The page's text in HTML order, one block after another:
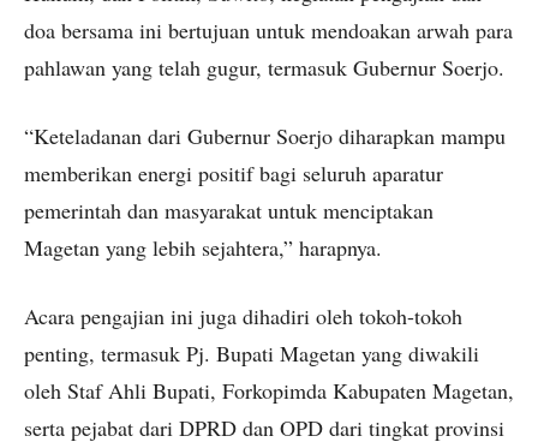
doa bersama ini bertujuan untuk mendoakan arwah para
pahlawan yang telah gugur, termasuk Gubernur Soerjo.
“Keteladanan dari Gubernur Soerjo diharapkan mampu
memberikan energi positif bagi seluruh aparatur
pemerintah dan masyarakat untuk menciptakan
Magetan yang lebih sejahtera,” harapnya.
Acara pengajian ini juga dihadiri oleh tokoh-tokoh
penting, termasuk Pj. Bupati Magetan yang diwakili
oleh Staf Ahli Bupati, Forkopimda Kabupaten Magetan,
serta pejabat dari DPRD dan OPD dari tingkat provinsi